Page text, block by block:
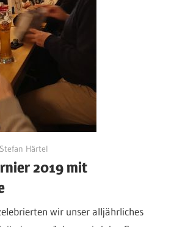
Stefan Härtel
2019 mit
wir unser alljährliches